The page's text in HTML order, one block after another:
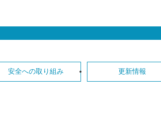
安全への取り組み 更新情報